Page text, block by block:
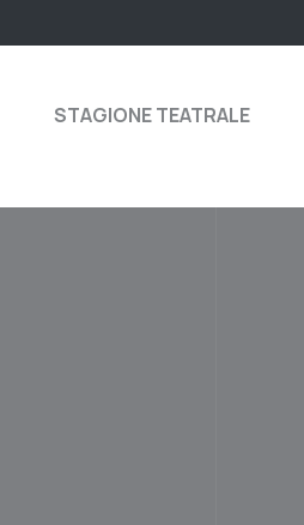
STAGIONE TEATRALE